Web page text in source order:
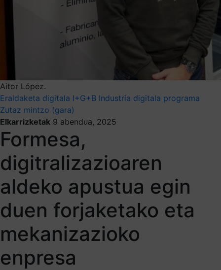
Aitor López.
Eraldaketa digitala I+G+B Industria digitala programa
Zutaz mintzo (gara)
Elkarrizketak 9 abendua, 2025
Formesa,
digitralizazioaren
aldeko apustua egin
duen forjaketako eta
mekanizazioko
enpresa